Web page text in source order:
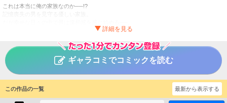
これは本当に俺の家族なのか──!?
記憶喪失の男を見守る優しい家族。
記憶喪失前に起きた事件とは…!? そして本当の自分の姿とは…!?
電子コミックで話題の鬼才が贈る最新サスペンス!!
ゲスな己れを死るがいい
作者 沖田龍児
ジャンル
ギャラコミでコミックを読む
この作品の一覧 最新から表示する